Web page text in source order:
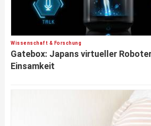
Wissenschaft & Forschung
Gatebox: Japans virtueller
Einsamkeit